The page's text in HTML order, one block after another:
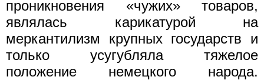
проникновения «чужих» товаров,
являлась карикатурой на
меркантилизм крупных государств и
только усугубляла тяжелое
положение немецкого народа.